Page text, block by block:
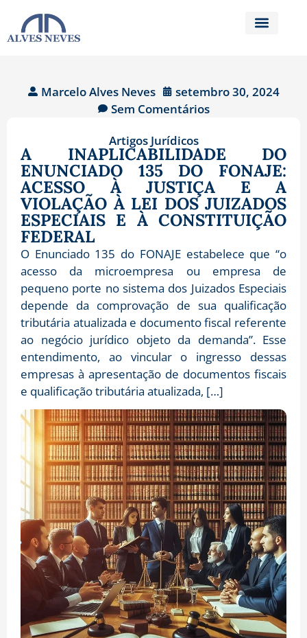
Marcelo Alves Neves
setembro 30, 2024
Sem Comentários
Artigos Jurídicos
A INAPLICABILIDADE DO
ENUNCIADO 135 DO FONAJE:
ACESSO À JUSTIÇA E A
VIOLAÇÃO À LEI DOS JUIZADOS
ESPECIAIS E À CONSTITUIÇÃO
FEDERAL
O Enunciado 135 do FONAJE estabelece que “o
acesso da microempresa ou empresa de
pequeno porte no sistema dos Juizados Especiais
depende da comprovação de sua qualificação
tributária atualizada e documento fiscal referente
ao negócio jurídico objeto da demanda”. Esse
entendimento, ao vincular o ingresso dessas
empresas à apresentação de documentos fiscais
e qualificação tributária atualizada, […]